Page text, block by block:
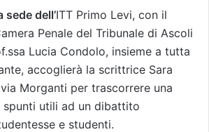
sede dell’ITT Primo Levi, con il
Penale del Tribunale di Ascoli
Lucia Condolo, insieme a tutta
accoglierà la scrittrice Sara
Morganti per trascorrere una
utili ad un dibattito
e studenti.